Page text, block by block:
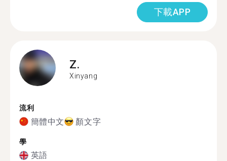
下載APP
Z.
Xinyang
流利
簡體中文 顏文字
學
英語